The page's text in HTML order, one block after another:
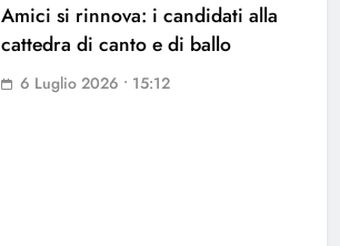
Amici si rinnova: i candidati alla
cattedra di canto e di ballo
6 Luglio 2026 • 15:12